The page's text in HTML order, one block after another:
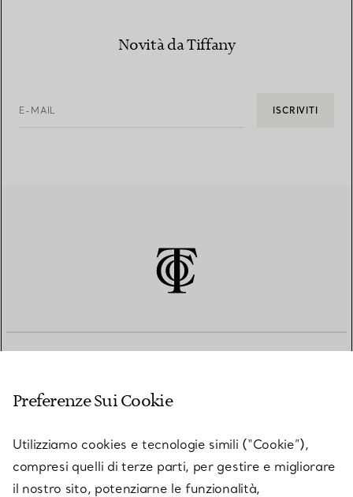
Novità da Tiffany
E-MAIL ISCRIVITI
SU TIFFANY & CO.
Preferenze Sui Cookie
Utilizziamo cookies e tecnologie simili (“Cookie”),
compresi quelli di terze parti, per gestire e migliorare
il nostro sito, potenziarne le funzionalità,